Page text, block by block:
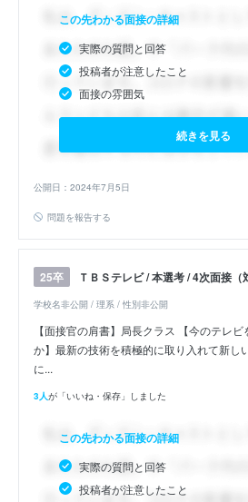
この先わかる面接の詳細
実際の質問と回答
投稿者が注意したこと
面接の雰囲気
続きを見る
公開日：2024年7月5日
問題を報告する
25卒 ＴＢＳテレビ / 本選考 / 4次面接
学校名非公開 / 理系 / 性別非公開
【面接官の肩書】局長クラス 【今のテレ
か】最新の技術を積極的に取り入れて新し
に...
3人が「いいね・保存」しました
この先わかる面接の詳細
実際の質問と回答
投稿者が注意したこと